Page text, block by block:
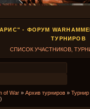
- ФОРУМ
ТУРНИРОВ
СПИСОК УЧАСТНИКОВ,
of War » Архив турниров »